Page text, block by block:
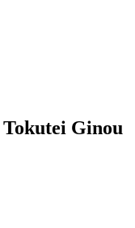
Ginou